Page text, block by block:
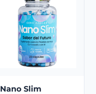
Nano Slim